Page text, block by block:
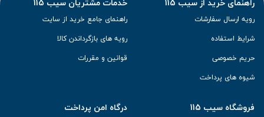
رویه ارسال سفارشات
شرایط استفاده
حریم خصوصی
شیوه های پرداخت
راهنمای جامع خرید از سایت
رویه های بازگرداندن کالا
قوانین و مقررات
فروشگاه سیب 115 درگاه امن پرداخت